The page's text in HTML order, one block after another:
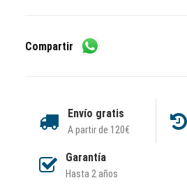
Compartir
Envío gratis
A partir de 120€
Garantía
Hasta 2 años